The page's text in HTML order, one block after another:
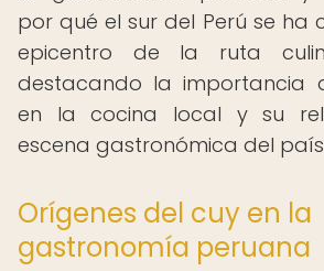
por qué el sur del Perú se ha
epicentro de la ruta
destacando la importancia
en la cocina local y su
escena gastronómica del
Orígenes del cuy en la
gastronomía peruana